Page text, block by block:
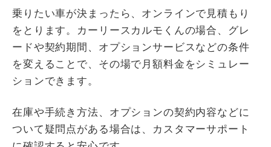
乗りたい車が決まったら、オンラインで見積もり
をとります。カーリースカルモくんの場合、グレ
ードや契約期間、オプションサービスなどの条件
を変えることで、その場で月額料金をシミュレー
ションできます。
在庫や手続き方法、オプションの契約内容などに
ついて疑問点がある場合は、カスタマーサポート